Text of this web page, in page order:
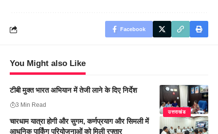
Facebook
You Might also Like
उत्तराखंड
टीबी मुक्त भारत अभियान में तेजी लाने के दिए निर्देश
3 Min Read
चारधाम यात्रा होगी और सुगम, कर्णप्रयाग और सिमली में
आधुनिक पार्किंग परियोजनाओं को मिली रफ्तार